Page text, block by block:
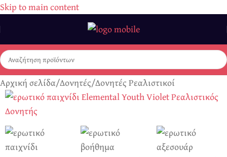
Skip to main content
Αρχική σελίδα/Δονητές/Δονητές Ρεαλιστικοί